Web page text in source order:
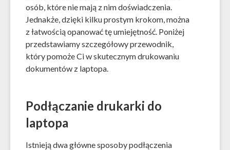
osób, które nie mają z nim doświadczenia.
Jednakże, dzięki kilku prostym krokom, można
z łatwością opanować tę umiejętność. Poniżej
przedstawiamy szczegółowy przewodnik,
który pomoże Ci w skutecznym drukowaniu
dokumentów z laptopa.
Podłączanie drukarki do
laptopa
Istnieją dwa główne sposoby podłączenia